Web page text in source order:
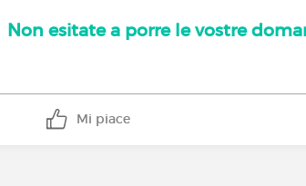
Non esitate a porre le vostre
Mi piace